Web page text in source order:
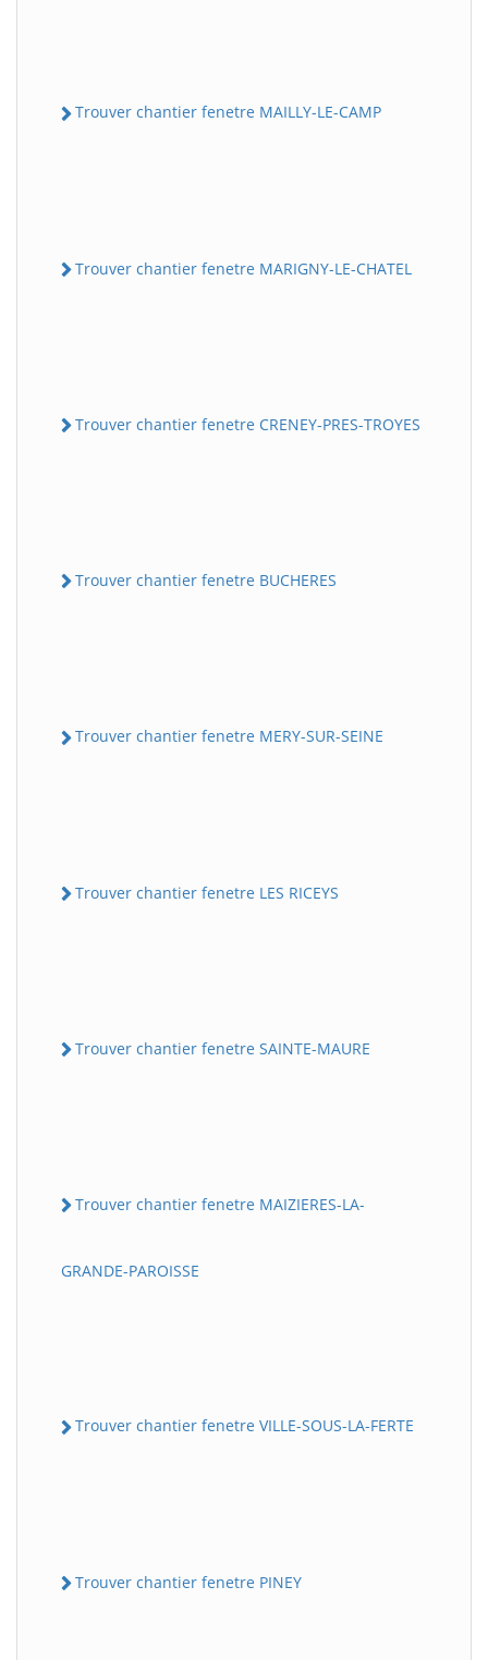
Trouver chantier fenetre MAILLY-LE-CAMP
Trouver chantier fenetre MARIGNY-LE-CHATEL
Trouver chantier fenetre CRENEY-PRES-TROYES
Trouver chantier fenetre BUCHERES
Trouver chantier fenetre MERY-SUR-SEINE
Trouver chantier fenetre LES RICEYS
Trouver chantier fenetre SAINTE-MAURE
Trouver chantier fenetre MAIZIERES-LA-
GRANDE-PAROISSE
Trouver chantier fenetre VILLE-SOUS-LA-FERTE
Trouver chantier fenetre PINEY